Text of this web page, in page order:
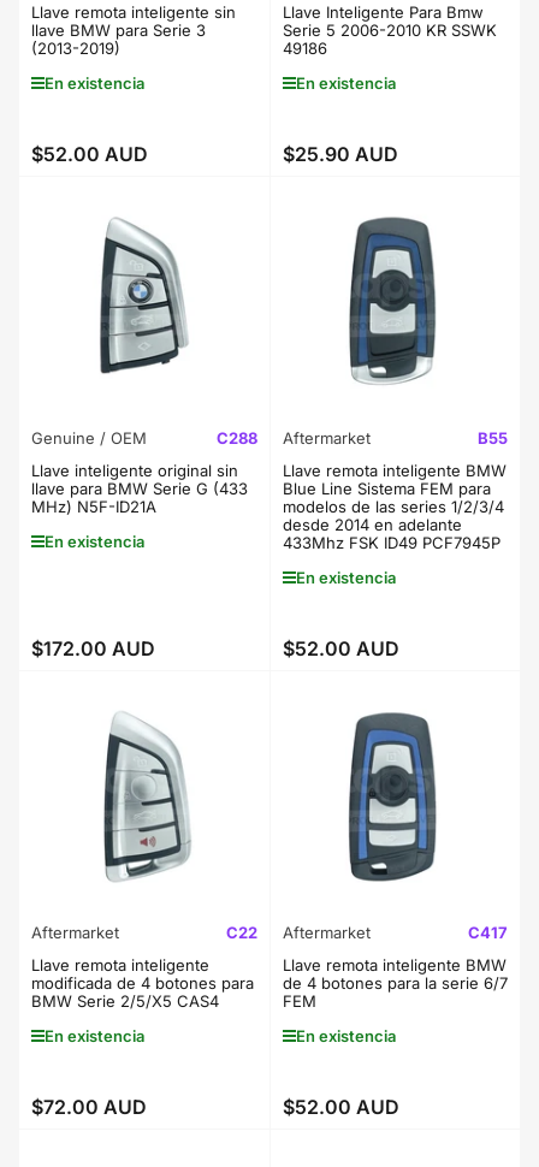
Llave remota inteligente sin
llave BMW para Serie 3
(2013-2019)
En existencia
Precio
$52.00 AUD
Llave Inteligente Para Bmw
Serie 5 2006-2010 KR SSWK
49186
En existencia
Precio
$25.90 AUD
Genuine / OEM
C288
Llave inteligente original sin
llave para BMW Serie G (433
MHz) N5F-ID21A
En existencia
Precio
$172.00 AUD
Aftermarket
B55
Llave remota inteligente BMW
Blue Line Sistema FEM para
modelos de las series 1/2/3/4
desde 2014 en adelante
433Mhz FSK ID49 PCF7945P
En existencia
Precio
$52.00 AUD
Aftermarket
C22
Llave remota inteligente
modificada de 4 botones para
BMW Serie 2/5/X5 CAS4
En existencia
Precio
$72.00 AUD
Aftermarket
C417
Llave remota inteligente BMW
de 4 botones para la serie 6/7
FEM
En existencia
Precio
$52.00 AUD